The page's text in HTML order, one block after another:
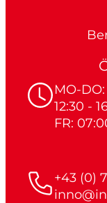
MO-
12:30 -
FR:
+43 (0)